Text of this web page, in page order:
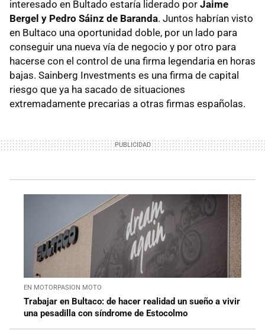
interesado en Bultado estaría liderado por Jaime
Bergel y Pedro Sáinz de Baranda. Juntos habrían visto
en Bultaco una oportunidad doble, por un lado para
conseguir una nueva vía de negocio y por otro para
hacerse con el control de una firma legendaria en horas
bajas. Sainberg Investments es una firma de capital
riesgo que ya ha sacado de situaciones
extremadamente precarias a otras firmas españolas.
EN MOTORPASION MOTO
Trabajar en Bultaco: de hacer realidad un sueño a vivir
una pesadilla con síndrome de Estocolmo